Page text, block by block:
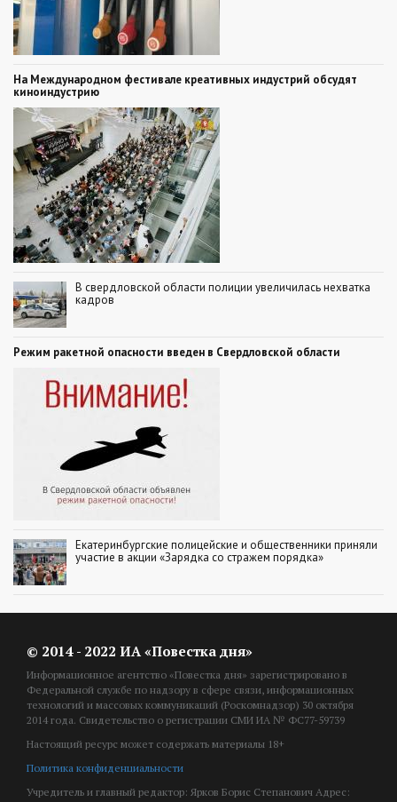
На Международном фестивале креативных индустрий обсудят
киноиндустрию
В свердловской области полиции увеличилась нехватка
кадров
Режим ракетной опасности введен в Свердловской области
Екатеринбургские полицейские и общественники приняли
участие в акции «Зарядка со стражем порядка»
© 2014 - 2022 ИА «Повестка дня»
Информационное агентство «Повестка дня» зарегистрировано в
Федеральной службе по надзору в сфере связи, информационных
технологий и массовых коммуникаций (Роскомнадзор) 30 октября
2014 года. Свидетельство о регистрации СМИ ИА № ФС77-59739
Настоящий ресурс может содержать материалы 18+
Политика конфиденциальности
Учредитель и главный редактор: Ярков Борис Степанович Адрес: